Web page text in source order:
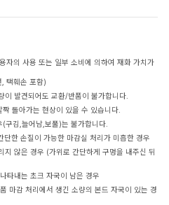
자의 사용 또는 일부 소비에 의하여 재화 가치가
택훼손 포함)
이 발견되어도 교환/반품이 불가합니다.
돌아가는 현상이 있을 수 있습니다.
구김,늘어남,보풀)는 불가합니다.
한 손질이 가능한 마감실 처리가 미흡한 경우
않은 경우 (가위로 간단하게 구멍을 내주신 뒤
타내는 초크 자국이 남은 경우
마감 처리에서 생긴 소량의 본드 자국이 있는 경